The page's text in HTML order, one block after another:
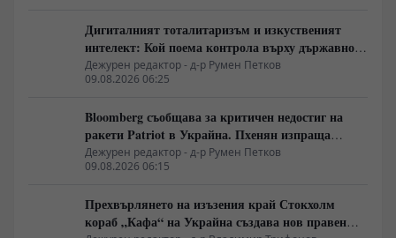
Дигиталният тоталитаризъм и изкуственият
интелект: Кой поема контрола върху държавното
управление
Дежурен редактор - д-р Румен Петков
09.08.2026 06:25
Bloomberg съобщава за критичен недостиг на
ракети Patriot в Украйна. Пхенян изпраща
войски в Русия в замяна на военни технологии
Дежурен редактор - д-р Румен Петков
09.08.2026 06:15
Прехвърлянето на изъзения край Стокхолм
кораб „Кафа“ на Украйна създава нов правен